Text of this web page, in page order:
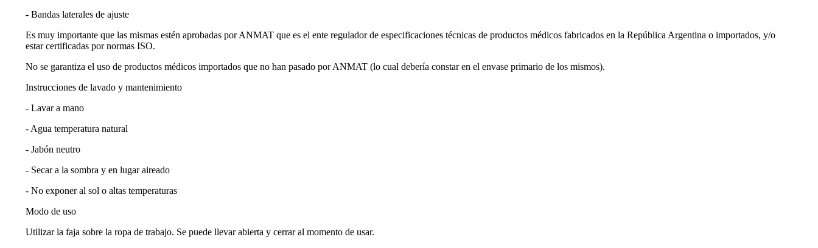
- Bandas laterales de ajuste
Es muy importante que las mismas estén aprobadas por ANMAT que es el ente regulador de especificaciones técnicas de productos médicos fabricados en la República Argentina o importados, y/o
estar certificadas por normas ISO.
No se garantiza el uso de productos médicos importados que no han pasado por ANMAT (lo cual debería constar en el envase primario de los mismos).
Instrucciones de lavado y mantenimiento
- Lavar a mano
- Agua temperatura natural
- Jabón neutro
- Secar a la sombra y en lugar aireado
- No exponer al sol o altas temperaturas
Modo de uso
Utilizar la faja sobre la ropa de trabajo. Se puede llevar abierta y cerrar al momento de usar.